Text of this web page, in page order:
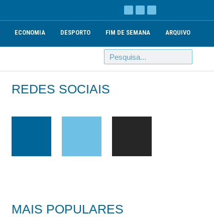
ECONOMIA DESPORTO FIM DE SEMANA ARQUIVO
REDES SOCIAIS
MAIS POPULARES